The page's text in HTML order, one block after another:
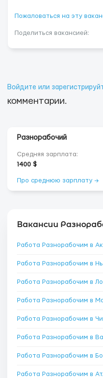
Пожаловаться на эту
Поделиться вакансией:
Войдите или
комментарии.
Разнорабочий
Средняя зарплата:
1400 $
Про среднюю зарплату →
Вакансии
Работа Разнорабочим в
Работа Разнорабочим в
Работа Разнорабочим в
Работа Разнорабочим в
Работа Разнорабочим в
Работа Разнорабочим в
Работа Разнорабочим в
Работа Разнорабочим в